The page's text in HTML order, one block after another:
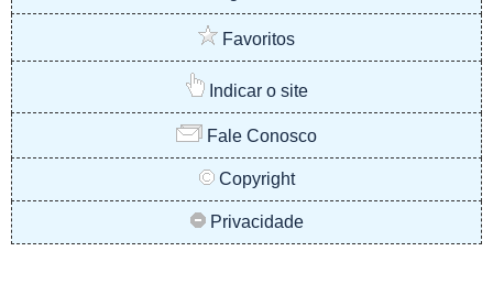
Favoritos
Indicar o site
Fale Conosco
Copyright
Privacidade